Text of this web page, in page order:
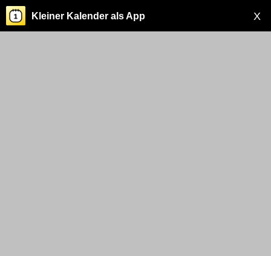
X
Kleiner Kalender als App